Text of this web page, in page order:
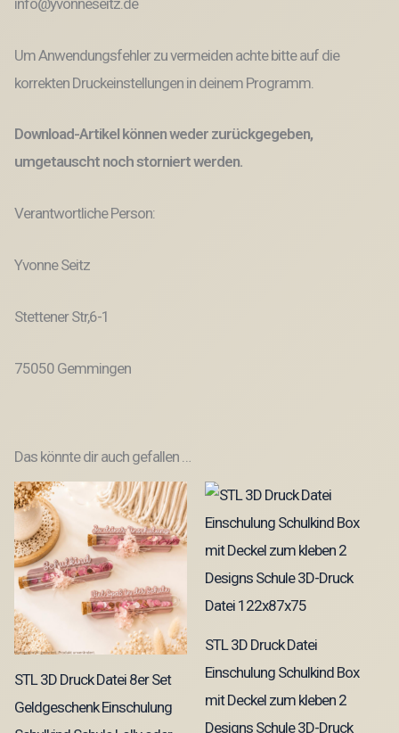
Um Anwendungsfehler zu vermeiden achte bitte auf die
korrekten Druckeinstellungen in deinem Programm.
Download-Artikel können weder zurückgegeben,
umgetauscht noch storniert werden.
Verantwortliche Person:
Yvonne Seitz
Stettener Str,6-1
75050 Gemmingen
Das könnte dir auch gefallen …
STL 3D Druck Datei 8er Set
Geldgeschenk Einschulung
STL 3D Druck Datei
Einschulung Schulkind Box
mit Deckel zum kleben 2
Designs Schule 3D-Druck